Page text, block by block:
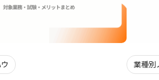
業種別